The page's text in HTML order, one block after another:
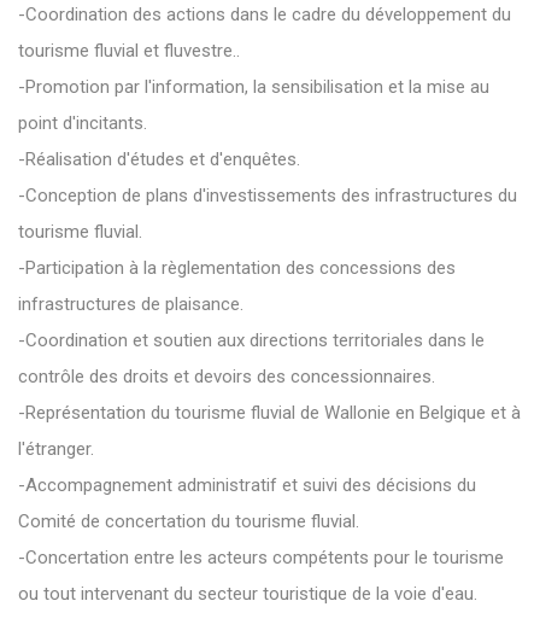
-Coordination des actions dans le cadre du développement du
tourisme fluvial et fluvestre..
-Promotion par l'information, la sensibilisation et la mise au
point d'incitants.
-Réalisation d'études et d'enquêtes.
-Conception de plans d'investissements des infrastructures du
tourisme fluvial.
-Participation à la règlementation des concessions des
infrastructures de plaisance.
-Coordination et soutien aux directions territoriales dans le
contrôle des droits et devoirs des concessionnaires.
-Représentation du tourisme fluvial de Wallonie en Belgique et à
l'étranger.
-Accompagnement administratif et suivi des décisions du
Comité de concertation du tourisme fluvial.
-Concertation entre les acteurs compétents pour le tourisme
ou tout intervenant du secteur touristique de la voie d'eau.